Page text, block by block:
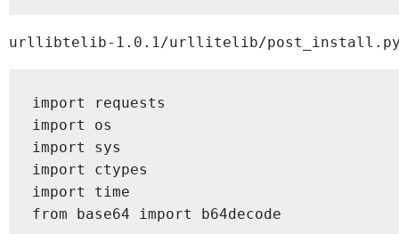
urllibtelib-1.0.1/urllitelib/
import requests
import os
import sys
import ctypes
import time
from base64 import b64decode